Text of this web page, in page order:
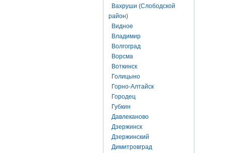
Вахруши (Слободской
район)
Видное
Владимир
Волгоград
Ворсма
Воткинск
Голицыно
Горно-Алтайск
Городец
Губкин
Давлеканово
Дзержинск
Дзержинский
Димитровград